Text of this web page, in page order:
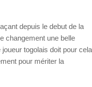
depuis le debut de la
changement une belle
togolais doit pour cela
pour mériter la